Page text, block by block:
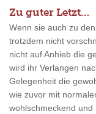
Zu guter Letzt…
Wenn sie auch zu
trotzdem nicht
nicht auf Anhieb die
wird ihr Verlangen
Gelegenheit die
wie zuvor mit
wohlschmeckend